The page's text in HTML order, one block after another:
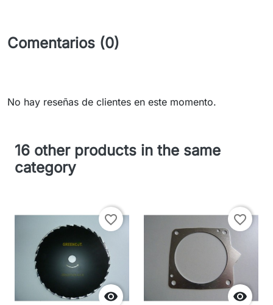
Comentarios (0)
No hay reseñas de clientes en este momento.
16 other products in the same
category

favorite_border

favorite_border